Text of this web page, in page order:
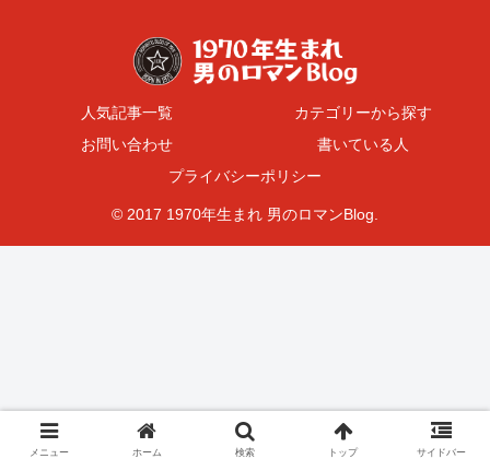
人気記事一覧
カテゴリーから探す
お問い合わせ
書いている人
プライバシーポリシー
© 2017 1970年生まれ 男のロマンBlog.
メニュー ホーム 検索 トップ サイドバー